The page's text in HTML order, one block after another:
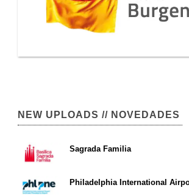
NEW UPLOADS // NOVEDADES
Sagrada Familia
Philadelphia International